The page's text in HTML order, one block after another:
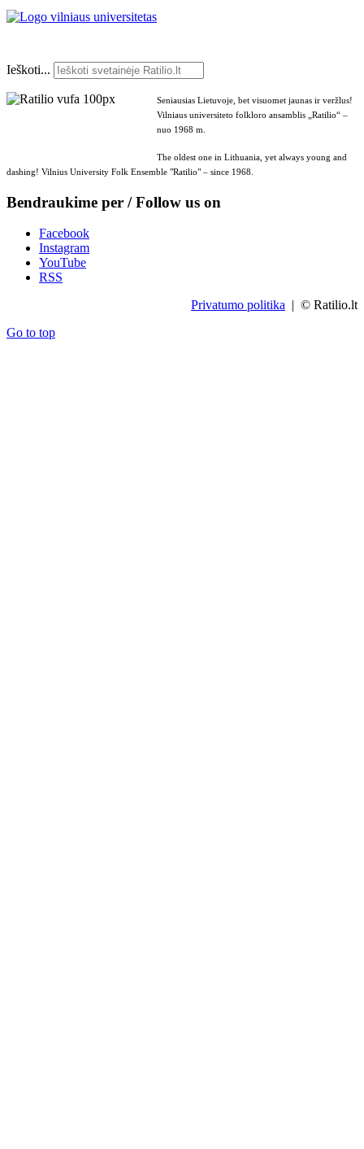
Ieškoti...
Seniausias Lietuvoje, bet visuomet jaunas ir veržlus!
Vilniaus universiteto folkloro ansamblis „Ratilio“ –
nuo 1968 m.
The oldest one in Lithuania, yet always young and
dashing! Vilnius University Folk Ensemble "Ratilio" – since 1968.
Bendraukime per / Follow us on
Facebook
Instagram
YouTube
RSS
Privatumo politika | © Ratilio.lt
Go to top